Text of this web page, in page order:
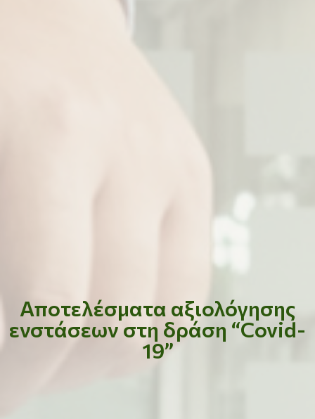
Αποτελέσματα αξιολόγησης
ενστάσεων στη δράση “Covid-
19”